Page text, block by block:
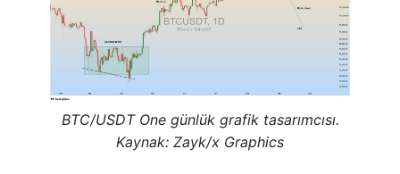
BTC/USDT One günlük grafik tasarımcısı.
Kaynak: Zayk/x Graphics